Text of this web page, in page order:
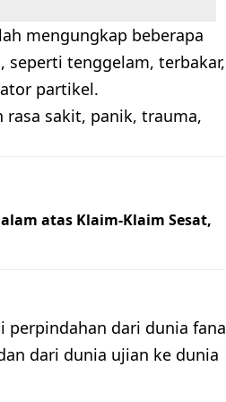
mengungkap beberapa
seperti tenggelam, terbakar,
partikel.
sakit, panik, trauma,
atas Klaim-Klaim Sesat,
perpindahan dari dunia fana
dari dunia ujian ke dunia